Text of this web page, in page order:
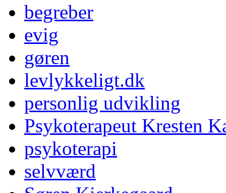
begreber
evig
gøren
levlykkeligt.dk
personlig udvikling
Psykoterapeut Kresten
psykoterapi
selvværd